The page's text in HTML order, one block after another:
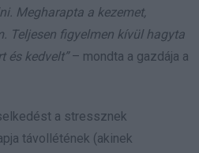
Megharapta a kezemet,
Teljesen figyelmen kívül hagyta
és kedvelt”– mondta a gazdája a
a stressznek
távollétének (akinek